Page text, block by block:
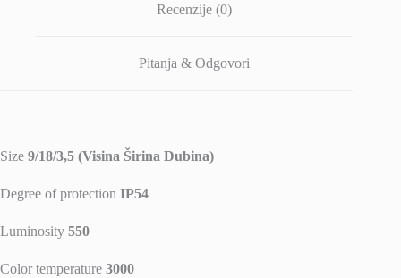
Recenzije (0)
Pitanja & Odgovori
Size 9/18/3,5 (Visina Širina Dubina)
Degree of protection IP54
Luminosity 550
Color temperature 3000